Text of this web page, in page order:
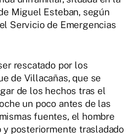
Miguel Esteban, según
Servicio de Emergencias
rescatado por los
de Villacañas, que se
de los hechos tras el
un poco antes de las
fuentes, el hombre
posteriormente trasladado